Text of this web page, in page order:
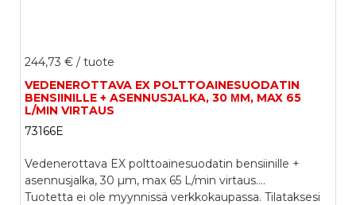
244,73 € / tuote
VEDENEROTTAVA EX POLTTOAINESUODATIN
BENSIINILLE + ASENNUSJALKA, 30 ΜM, MAX 65
L/MIN VIRTAUS
73166E
Vedenerottava EX polttoainesuodatin bensiinille +
asennusjalka, 30 µm, max 65 L/min virtaus....
Tuotetta ei ole myynnissä verkkokaupassa. Tilataksesi